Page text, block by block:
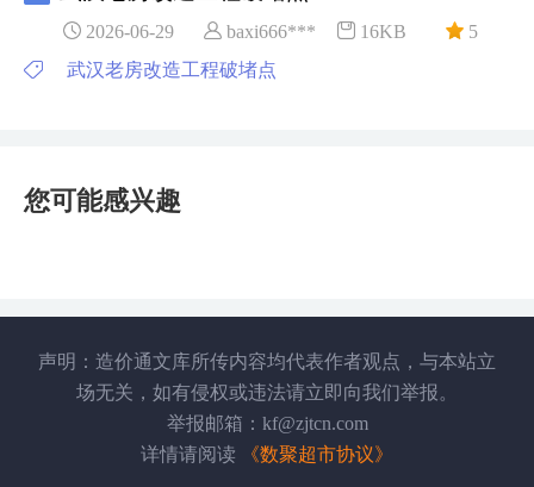
2026-06-29 baxi666*** 16KB
5
武汉老房改造工程破堵点
您可能感兴趣
声明：造价通文库所传内容均代表作者观点，与本站立
场无关，如有侵权或违法请立即向我们举报。
举报邮箱：kf@zjtcn.com
详情请阅读
《数聚超市协议》